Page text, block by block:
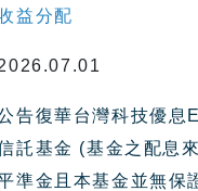
益分配
告復華台灣科技優息
託基金 (基金之配息
準金且本基金並無保